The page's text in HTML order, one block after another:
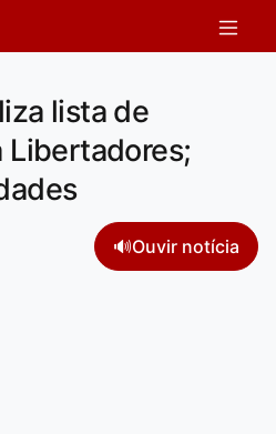
lista de
Libertadores;
🔊Ouvir notícia